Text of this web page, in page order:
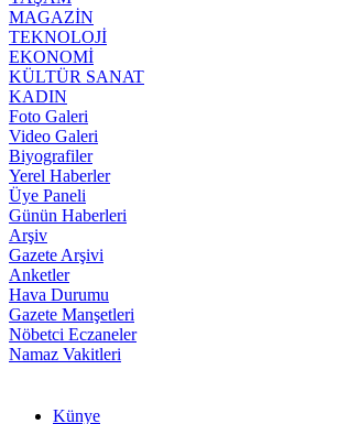
MAGAZİN
TEKNOLOJİ
EKONOMİ
KÜLTÜR SANAT
KADIN
Foto Galeri
Video Galeri
Biyografiler
Yerel Haberler
Üye Paneli
Günün Haberleri
Arşiv
Gazete Arşivi
Anketler
Hava Durumu
Gazete Manşetleri
Nöbetci Eczaneler
Namaz Vakitleri
Künye